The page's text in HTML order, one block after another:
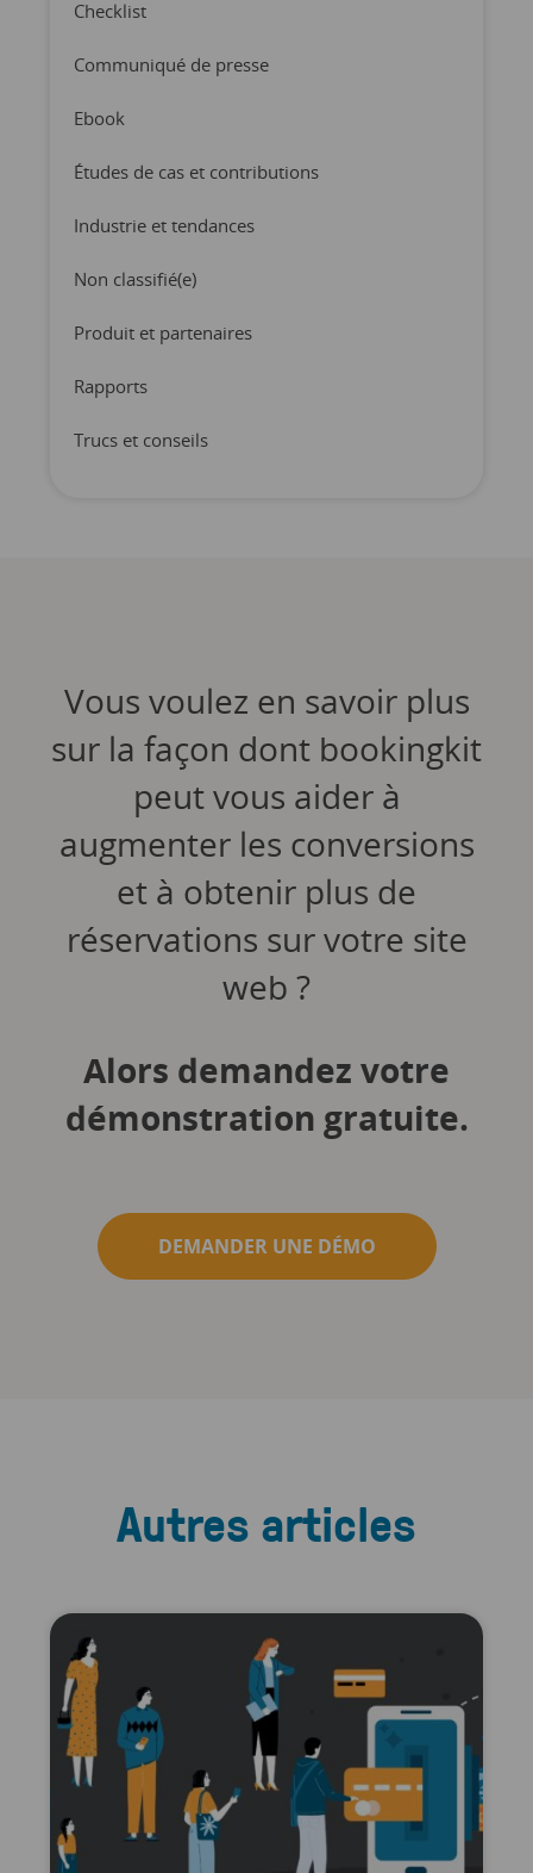
Checklist
Communiqué de presse
Ebook
Études de cas et contributions
Industrie et tendances
Non classifié(e)
Produit et partenaires
Rapports
Trucs et conseils
Vous voulez en savoir plus
sur la façon dont bookingkit
peut vous aider à
augmenter les conversions
et à obtenir plus de
réservations sur votre site
web ?
Alors demandez votre
démonstration gratuite.
DEMANDER UNE DÉMO
Autres articles